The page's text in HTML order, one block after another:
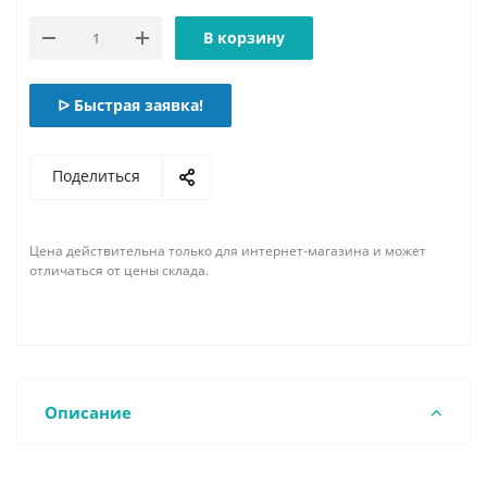
В корзину
ᐅ Быстрая заявка!
Поделиться
Цена действительна только для интернет-магазина и может
отличаться от цены склада.
Описание